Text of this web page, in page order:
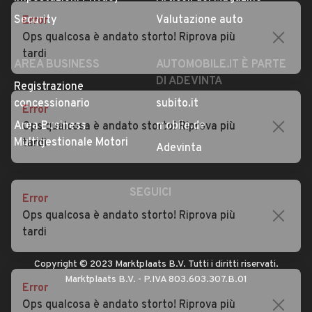
Impostazioni Privacy
Security
Articoli del Magazine
Valutazione auto
AREA BUSINESS
Registrazione
concessionario
Area Business
AUTOMOBILE.IT È PARTE
DI ADEVINTA
subito.it
mobile.de
SEGUICI
Copyright © 2023 Marktplaats B.V. Tutti i diritti riservati.
Marktplaats B.V. - P.IVA 803.603.307.B.01
Error
Ops qualcosa è andato storto! Riprova più
tardi
Error
Ops qualcosa è andato storto! Riprova più
tardi
Error
Ops qualcosa è andato storto! Riprova più
tardi
Error
Ops qualcosa è andato storto! Riprova più